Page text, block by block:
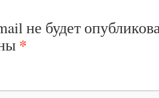
не будет
*